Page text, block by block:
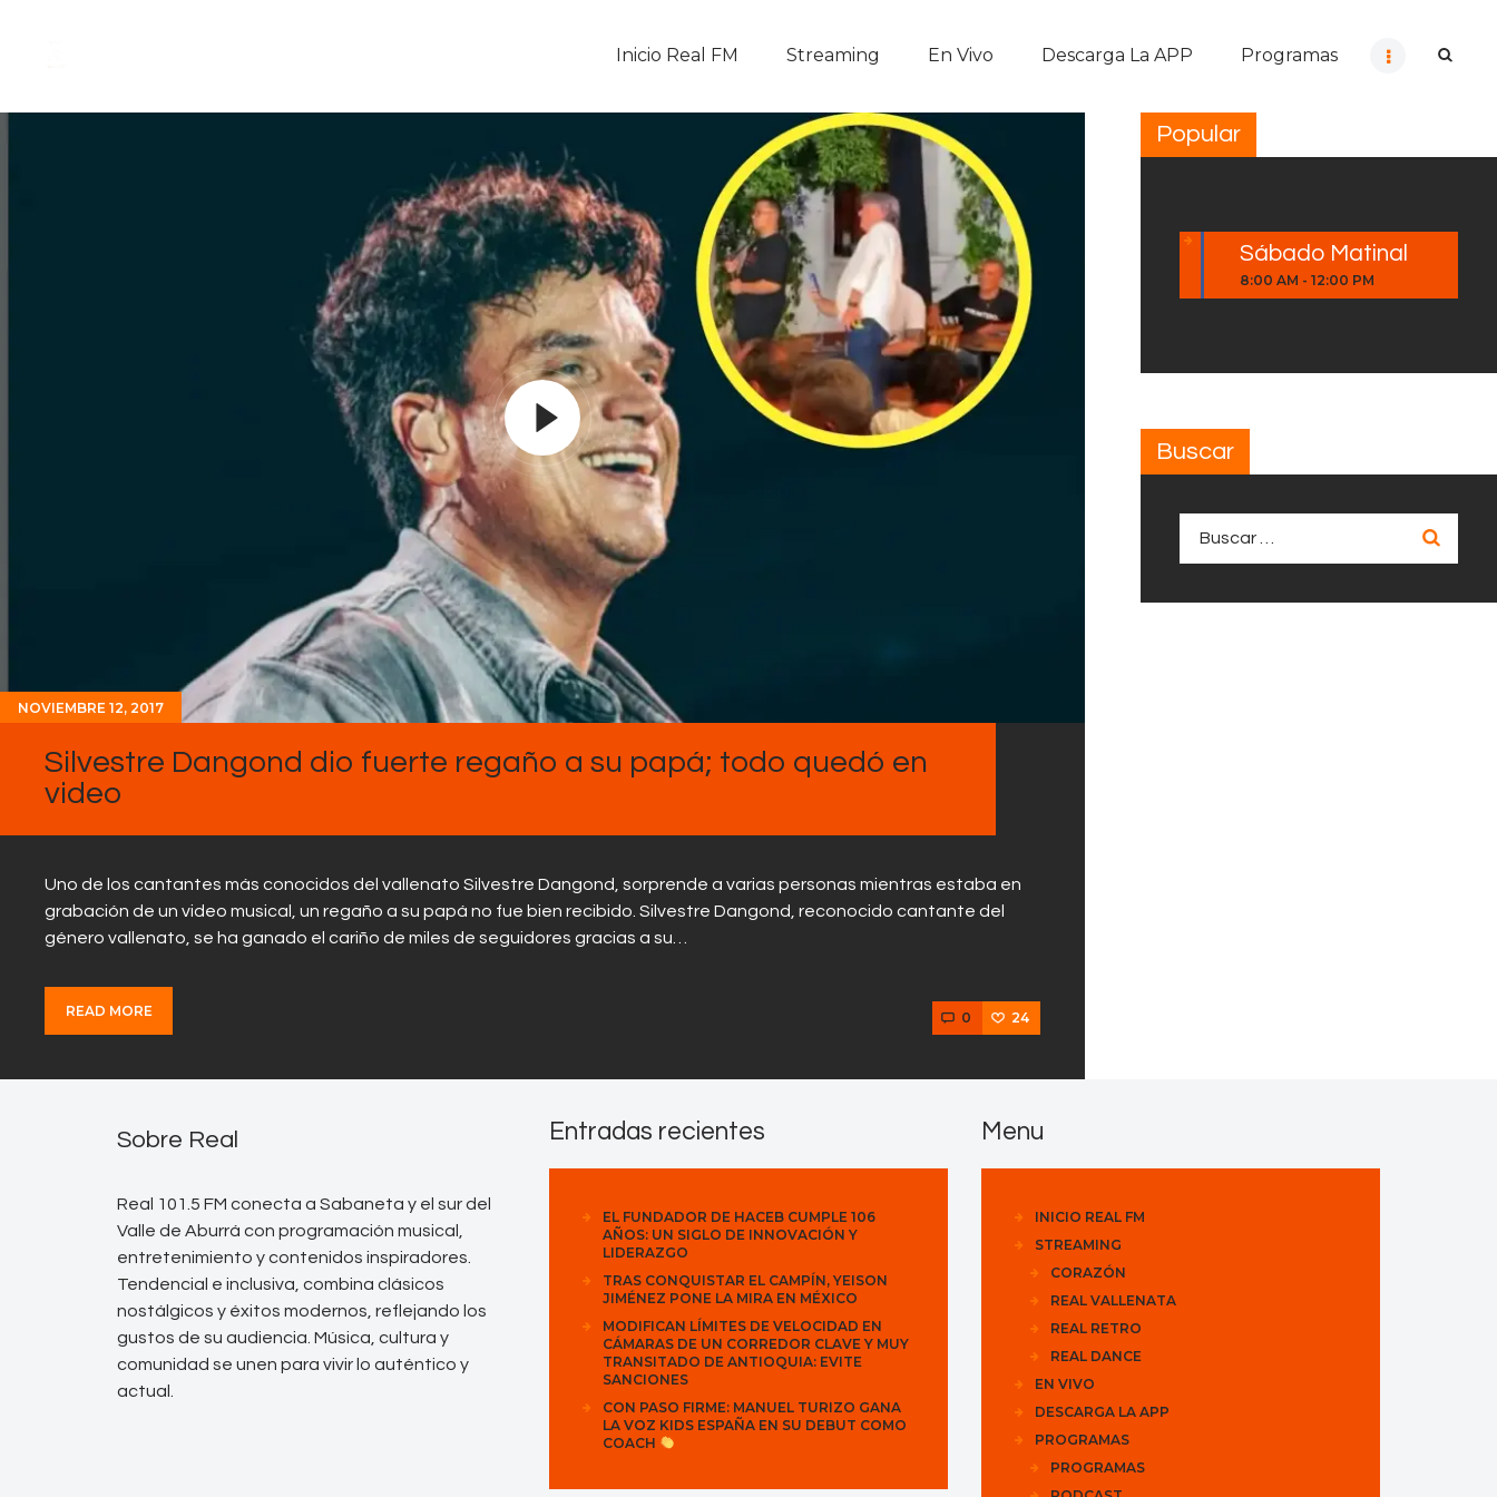
Inicio Real FM Streaming En Vivo Descarga La APP Programas
En Vivo
Descarga La APP
Programas
Noticias
Equipo
Sobre Nosotros
Contactos
NOVIEMBRE 12, 2017
Silvestre Dangond dio fuerte regaño a su papá; todo quedó en
video
Uno de los cantantes más conocidos del vallenato Silvestre Dangond, sorprende a varias personas mientras estaba en
grabación de un video musical, un regaño a su papá no fue bien recibido. Silvestre Dangond, reconocido cantante del
género vallenato, se ha ganado el cariño de miles de seguidores gracias a su…
READ MORE 0 24
Popular
Sábado Matinal
8:00 AM -12:00 PM
Buscar
Sobre Real
Real 101.5 FM conecta a Sabaneta y el sur del
Valle de Aburrá con programación musical,
entretenimiento y contenidos inspiradores.
Tendencial e inclusiva, combina clásicos
nostálgicos y éxitos modernos, reflejando los
gustos de su audiencia. Música, cultura y
comunidad se unen para vivir lo auténtico y
actual.
Entradas recientes
EL FUNDADOR DE HACEB CUMPLE 106
AÑOS: UN SIGLO DE INNOVACIÓN Y
LIDERAZGO
TRAS CONQUISTAR EL CAMPÍN, YEISON
JIMÉNEZ PONE LA MIRA EN MÉXICO
MODIFICAN LÍMITES DE VELOCIDAD EN
CÁMARAS DE UN CORREDOR CLAVE Y MUY
TRANSITADO DE ANTIOQUIA: EVITE
SANCIONES
CON PASO FIRME: MANUEL TURIZO GANA
LA VOZ KIDS ESPAÑA EN SU DEBUT COMO
COACH
Menu
INICIO REAL FM
STREAMING
CORAZÓN
REAL VALLENATA
REAL RETRO
REAL DANCE
EN VIVO
DESCARGA LA APP
PROGRAMAS
PROGRAMAS